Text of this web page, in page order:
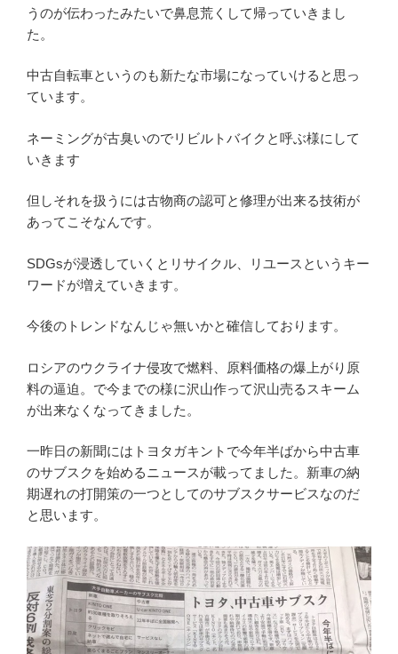
うのが伝わったみたいで鼻息荒くして帰っていきまし
た。
中古自転車というのも新たな市場になっていけると思っ
ています。
ネーミングが古臭いのでリビルトバイクと呼ぶ様にして
いきます
但しそれを扱うには古物商の認可と修理が出来る技術が
あってこそなんです。
SDGsが浸透していくとリサイクル、リユースというキー
ワードが増えていきます。
今後のトレンドなんじゃ無いかと確信しております。
ロシアのウクライナ侵攻で燃料、原料価格の爆上がり原
料の逼迫。で今までの様に沢山作って沢山売るスキーム
が出来なくなってきました。
一昨日の新聞にはトヨタガキントで今年半ばから中古車
のサブスクを始めるニュースが載ってました。新車の納
期遅れの打開策の一つとしてのサブスクサービスなのだ
と思います。